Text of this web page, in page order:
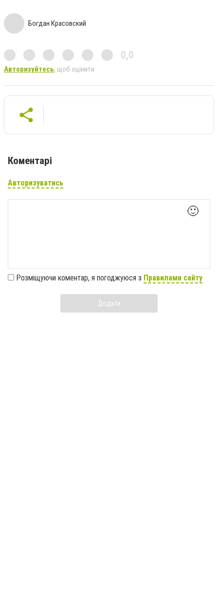
Богдан Красовский
0,0
Авторизуйтесь, щоб оцінити
Коментарі
Авторизуватись
🙂
Розміщуючи коментар, я погоджуюся з Правилами сайту
Додати